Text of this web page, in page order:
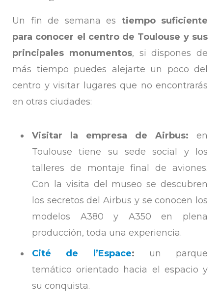
Un fin de semana es tiempo suficiente
para conocer el centro de Toulouse y sus
principales monumentos, si dispones de
más tiempo puedes alejarte un poco del
centro y visitar lugares que no encontrarás
en otras ciudades:
Visitar la empresa de Airbus: en
Toulouse tiene su sede social y los
talleres de montaje final de aviones.
Con la visita del museo se descubren
los secretos del Airbus y se conocen los
modelos A380 y A350 en plena
producción, toda una experiencia.
Cité de l’Espace: un parque
temático orientado hacia el espacio y
su conquista.